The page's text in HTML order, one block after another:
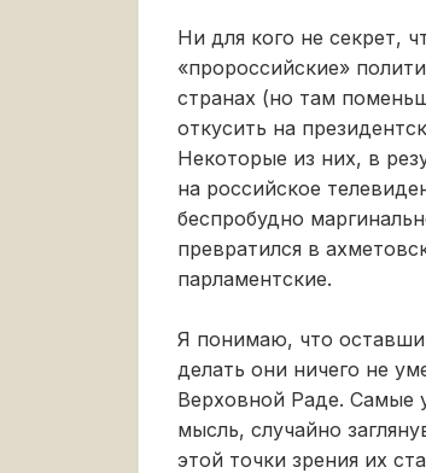
Ни для кого не секрет,
«пророссийские»
странах (но там
откусить на
Некоторые из них, в
на российское
беспробудно
превратился в
парламентские.
Я понимаю, что
делать они ничего не
Верховной Раде. Самые
мысль, случайно
этой точки зрения их